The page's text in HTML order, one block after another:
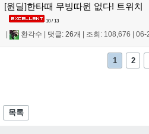
[원딜]한타때 무빙따윈 없다! 트위치
10 / 13
환각수 댓글: 26개 조회: 108,676 06-
1 2
목록